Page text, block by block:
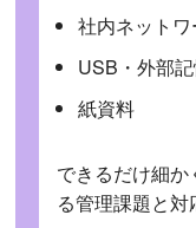
社内ネットワ
USB・外部
紙資料
できるだけ細
る管理課題と対